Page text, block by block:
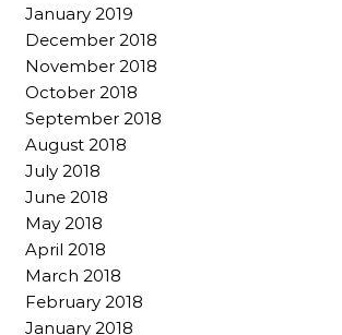
January 2019
December 2018
November 2018
October 2018
September 2018
August 2018
July 2018
June 2018
May 2018
April 2018
March 2018
February 2018
January 2018